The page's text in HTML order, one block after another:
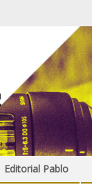
Editorial Pablo